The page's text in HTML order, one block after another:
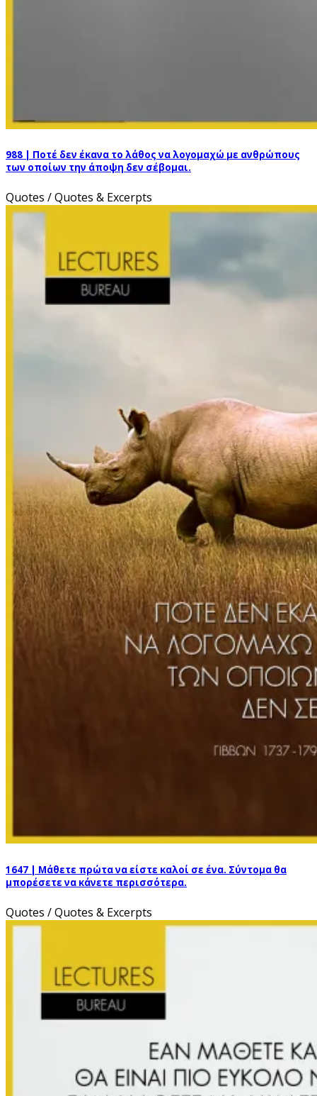
988 | Ποτέ δεν έκανα το λάθος να λογομαχώ με ανθρώπους
των οποίων την άποψη δεν σέβομαι.
Quotes / Quotes & Excerpts
1647 | Μάθετε πρώτα να είστε καλοί σε ένα. Σύντομα θα
μπορέσετε να κάνετε περισσότερα.
Quotes / Quotes & Excerpts